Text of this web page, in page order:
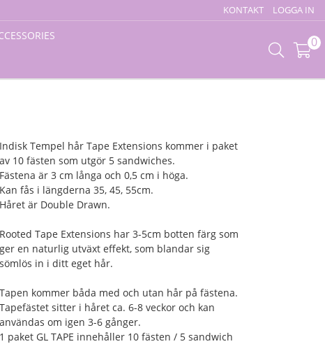
KONTAKT LOGGA IN
0
Indisk Tempel hår Tape Extensions kommer i paket
av 10 fästen som utgör 5 sandwiches.
Fästena är 3 cm långa och 0,5 cm i höga.
Kan fås i längderna 35, 45, 55cm.
Håret är Double Drawn.
Rooted Tape Extensions har 3-5cm botten färg som
ger en naturlig utväxt effekt, som blandar sig
sömlös in i ditt eget hår.
Tapen kommer båda med och utan hår på fästena.
Tapefästet sitter i håret ca. 6-8 veckor och kan
användas om igen 3-6 gånger.
1 paket GL TAPE innehåller 10 fästen / 5 sandwich